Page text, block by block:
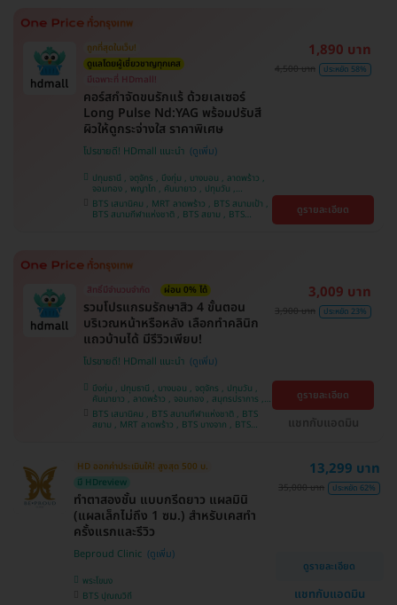
ถูกที่สุดในเว็บ!
ดูแลโดยผู้เชี่ยวชาญทุกเคส
มีเฉพาะที่ HDmall!
คอร์สกำจัดขนรักแร้ ด้วยเลเซอร์
Long Pulse Nd:YAG พร้อมปรับสี
ผิวให้ดูกระจ่างใส ราคาพิเศษ
โปรขายดี! HDmall แนะนำ
ปทุมธานี , จตุจักร , บึงกุ่ม , บางบอน , ลาดพร้าว ,
จอมทอง , พญาไท , คันนายาว , ปทุมวัน ,
สมุทรปราการ , ราษฎร์บูรณะ , พระโขนง , บางรัก ,
บริการถึงบ้าน , ภาษีเจริญ , ราชเทวี , หนองแขม ,
บางนา , คลองเตย , ตลิ่งชัน
BTS เสนานิคม , MRT ลาดพร้าว , BTS สนามเป้า ,
BTS สนามกีฬาแห่งชาติ , BTS สยาม , BTS
1,890 บาท
4,500 บาท ประหยัด 58%
ดูรายละเอียด
สิทธิ์มีจำนวนจำกัด ผ่อน 0% ได้
รวมโปรแกรมรักษาสิว 4 ขั้นตอน
บริเวณหน้าหรือหลัง เลือกทำคลินิก
แถวบ้านได้ มีรีวิวเพียบ!
โปรขายดี! HDmall แนะนำ
บึงกุ่ม , ปทุมธานี , บางบอน , จตุจักร , ปทุมวัน ,
คันนายาว , ลาดพร้าว , จอมทอง , สมุทรปราการ ,
พระโขนง , พญาไท , ราษฎร์บูรณะ , หนองแขม ,
ภาษีเจริญ , บางรัก , ราชเทวี , บางนา , บริการถึง
บ้าน , คลองเตย , ตลิ่งชัน
BTS เสนานิคม , BTS สนามกีฬาแห่งชาติ , BTS
สยาม , MRT ลาดพร้าว , BTS บางจาก , BTS
ศรีนครินทร์
3,009 บาท
3,900 บาท ประหยัด 23%
ดูรายละเอียด
แชทกับแอดมิน
HD ออกค่าประเมินให้! สูงสุด 500 บ.
มี HDreview
ทำตาสองชั้น แบบกรีดยาว แผลมินิ
(แผลเล็กไม่ถึง 1 ซม.) สำหรับเคสทำ
ครั้งแรกและรีวิว
Beproud Clinic
พระโขนง
BTS ปุณณวิถี
13,299 บาท
35,000 บาท ประหยัด 62%
ดูรายละเอียด
แชทกับแอดมิน